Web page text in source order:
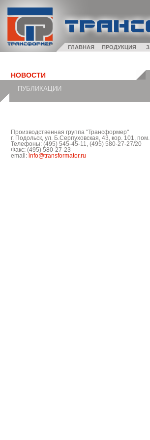
ГЛАВНАЯ ПРОДУКЦИЯ
НОВОСТИ
ПУБЛИКАЦИИ
Производственная группа "Трансформер"
г. Подольск, ул. Б.Серпуховская, 43, кор. 101, пом.
Телефоны: (495) 545-45-11, (495) 580-27-27/20
Факс: (495) 580-27-23
email: info@transformator.ru